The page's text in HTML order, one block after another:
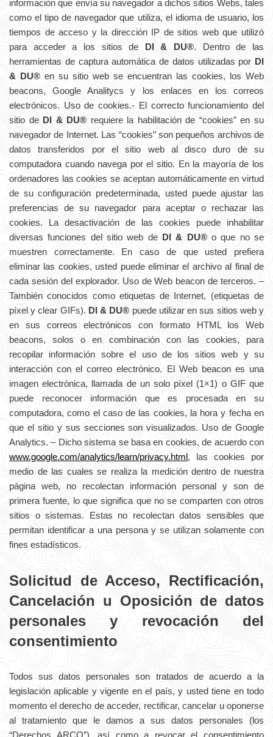
información que envía su navegador a dichos sitios Webs, tales
como el tipo de navegador que utiliza, el idioma de usuario, los
tiempos de acceso y la dirección IP de sitios web que utilizó
para acceder a los sitios de DI & DU®. Dentro de las
herramientas de captura automática de datos utilizadas por DI
& DU® en su sitio web se encuentran las cookies, los Web
beacons, Google Analitycs y los enlaces en los correos
electrónicos. Uso de cookies.- El correcto funcionamiento del
sitio de DI & DU® requiere la habilitación de “cookies” en su
navegador de Internet. Las “cookies” son pequeños archivos de
datos transferidos por el sitio web al disco duro de su
computadora cuando navega por el sitio. En la mayoría de los
ordenadores las cookies se aceptan automáticamente en virtud
de su configuración predeterminada, usted puede ajustar las
preferencias de su navegador para aceptar o rechazar las
cookies. La desactivación de las cookies puede inhabilitar
diversas funciones del sitio web de DI & DU®o que no se
muestren correctamente. En caso de que usted prefiera
eliminar las cookies, usted puede eliminar el archivo al final de
cada sesión del explorador. Uso de Web beacon de terceros. –
También conocidos como etiquetas de Internet, (etiquetas de
píxel y clear GIFs). DI & DU® puede utilizar en sus sitios web y
en sus correos electrónicos con formato HTML los Web
beacons, solos o en combinación con las cookies, para
recopilar información sobre el uso de los sitios web y su
interacción con el correo electrónico. El Web beacon es una
imagen electrónica, llamada de un solo píxel (1×1) o GIF que
puede reconocer información que es procesada en su
computadora, como el caso de las cookies, la hora y fecha en
que el sitio y sus secciones son visualizados. Uso de Google
Analytics. – Dicho sistema se basa en cookies, de acuerdo con
www.google.com/analytics/learn/privacy.html, las cookies por
medio de las cuales se realiza la medición dentro de nuestra
página web, no recolectan información personal y son de
primera fuente, lo que significa que no se comparten con otros
sitios o sistemas. Estas no recolectan datos sensibles que
permitan identificar a una persona y se utilizan solamente con
fines estadísticos.
Solicitud de Acceso, Rectificación,
Cancelación u Oposición de datos
personales y revocación del
consentimiento
Todos sus datos personales son tratados de acuerdo a la
legislación aplicable y vigente en el país, y usted tiene en todo
momento el derecho de acceder, rectificar, cancelar u oponerse
al tratamiento que le damos a sus datos personales (los
“Derechos ARCO”), así como a revocar el consentimiento